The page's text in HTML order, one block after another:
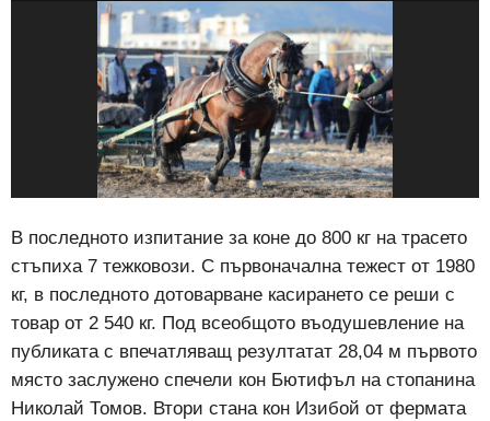
В последното изпитание за коне до 800 кг на трасето
стъпиха 7 тежковози. С първоначална тежест от 1980
кг, в последното дотоварване касирането се реши с
товар от 2 540 кг. Под всеобщото въодушевление на
публиката с впечатляващ резултатат 28,04 м първото
място заслужено спечели кон Бютифъл на стопанина
Николай Томов. Втори стана кон Изибой от фермата